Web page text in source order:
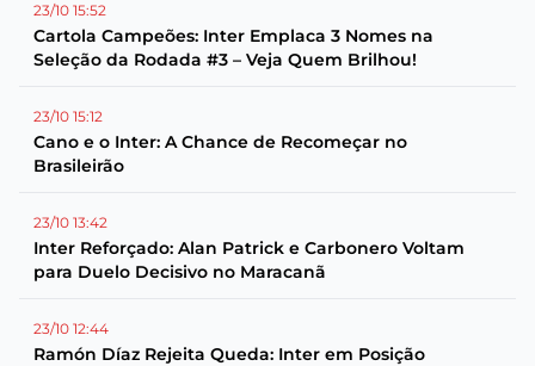
23/10 15:52
Cartola Campeões: Inter Emplaca 3 Nomes na
Seleção da Rodada #3 – Veja Quem Brilhou!
23/10 15:12
Cano e o Inter: A Chance de Recomeçar no
Brasileirão
23/10 13:42
Inter Reforçado: Alan Patrick e Carbonero Voltam
para Duelo Decisivo no Maracanã
23/10 12:44
Ramón Díaz Rejeita Queda: Inter em Posição